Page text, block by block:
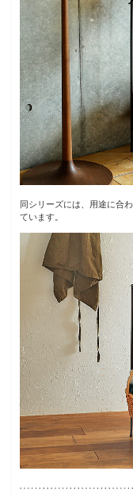
同シリーズには、用途に合
ています。